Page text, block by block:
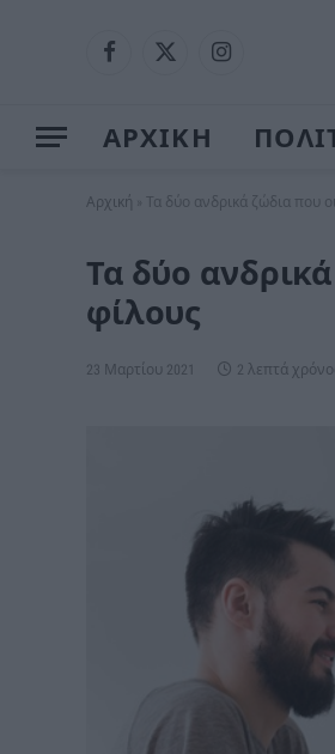
Facebook
X
Instagram
ΑΡΧΙΚΗ
Αρχική Τα δύο ανδρικά ζώδια που
Τα δύο
φίλους
23 Μαρτίου 2021 2 λεπτά